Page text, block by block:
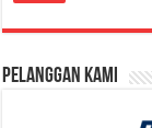
Pelanggan Kami